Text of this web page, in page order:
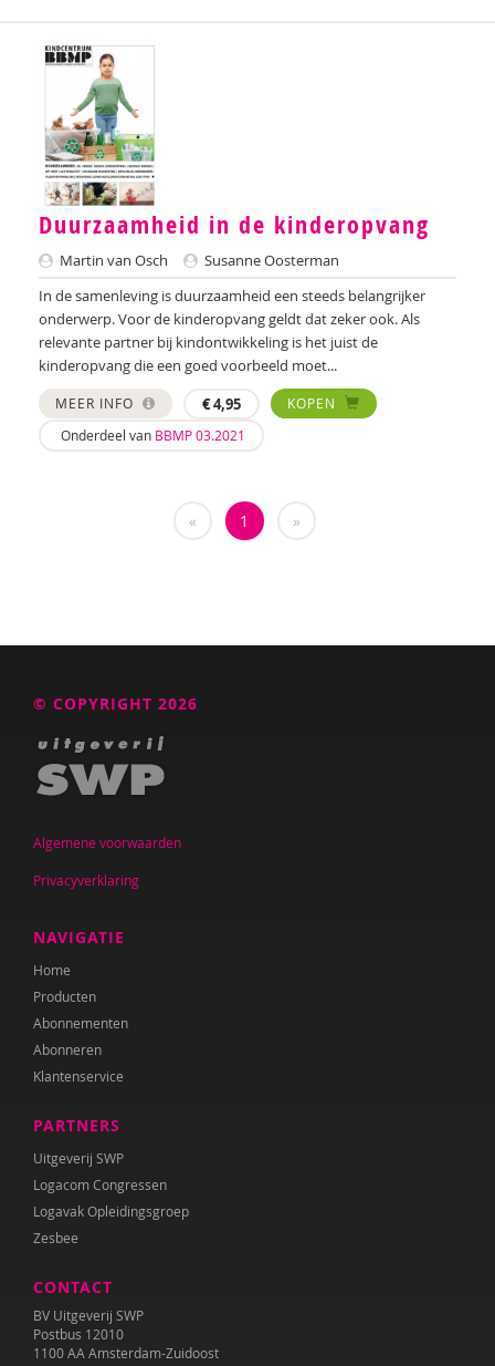
Duurzaamheid in de kinderopvang
Martin van Osch
Susanne Oosterman
In de samenleving is duurzaamheid een steeds belangrijker
onderwerp. Voor de kinderopvang geldt dat zeker ook. Als
relevante partner bij kindontwikkeling is het juist de
kinderopvang die een goed voorbeeld moet...
MEER INFO €4,95
KOPEN
Onderdeel van BBMP 03.2021
« 1 »
© COPYRIGHT 2026
Algemene voorwaarden
Privacyverklaring
NAVIGATIE
Home
Producten
Abonnementen
Abonneren
Klantenservice
PARTNERS
Uitgeverij SWP
Logacom Congressen
Logavak Opleidingsgroep
Zesbee
CONTACT
BV Uitgeverij SWP
Postbus 12010
1100 AA Amsterdam-Zuidoost